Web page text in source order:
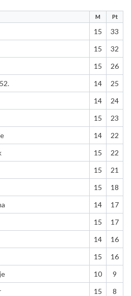
M Pt
15 33
15 32
15 26
14 25
14 24
15 23
14 22
15 22
15 21
15 18
14 17
15 17
14 16
15 16
10 9
15 8